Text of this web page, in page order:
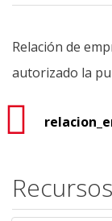
Relación de
autorizado la
Recursos